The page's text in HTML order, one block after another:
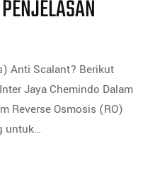
Anti Scalant? Berikut
Jaya Chemindo Dalam
Reverse Osmosis (RO)
untuk…